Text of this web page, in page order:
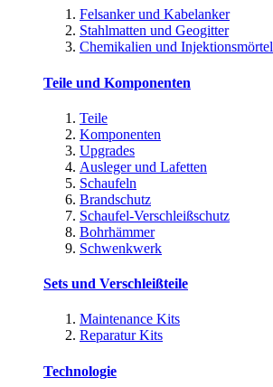
Felsanker und Kabelanker
Stahlmatten und Geogitter
Chemikalien und Injektionsmörtel
Teile und Komponenten
Teile
Komponenten
Upgrades
Ausleger und Lafetten
Schaufeln
Brandschutz
Schaufel-Verschleißschutz
Bohrhämmer
Schwenkwerk
Sets und Verschleißteile
Maintenance Kits
Reparatur Kits
Technologie